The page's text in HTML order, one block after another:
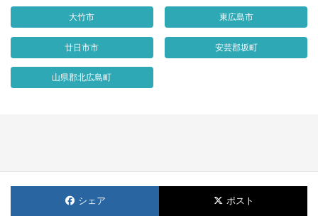
大竹市 東広島市
廿日市市 安芸郡坂町
山県郡北広島町
シェア ポスト